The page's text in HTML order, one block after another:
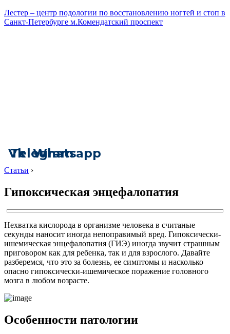
Лестер – центр подологии по восстановлению ногтей и стоп в
Санкт-Петербурге м.Комендатский проспект
Vk
Telegram
Whatsapp
Статьи ›
Гипоксическая энцефалопатия
Нехватка кислорода в организме человека в считаные
секунды наносит иногда непоправимый вред. Гипоксически-
ишемическая энцефалопатия (ГИЭ) иногда звучит страшным
приговором как для ребенка, так и для взрослого. Давайте
разберемся, что это за болезнь, ее симптомы и насколько
опасно гипоксически-ишемическое поражение головного
мозга в любом возрасте.
Особенности патологии